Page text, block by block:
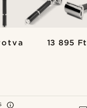
13 895 Ft